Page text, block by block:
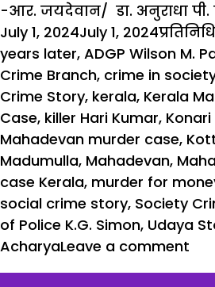
-आर. जयदेवान/ डा. अनुराधा
Posted
on
July 1, 2024July 1, 2024Author
प्रतिनिधि
years later, ADGP Wilson M.
Crime Branch, crime in
Crime Story, kerala, Kerala
Case, killer Hari Kumar, Konari
Mahadevan murder case,
Madumulla, Mahadevan,
case Kerala, murder for
social crime story, Society
of Police K.G. Simon, Udaya
AcharyaLeave a comment